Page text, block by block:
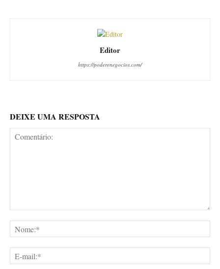
Editor
https://poderenegocios.com/
DEIXE UMA RESPOSTA